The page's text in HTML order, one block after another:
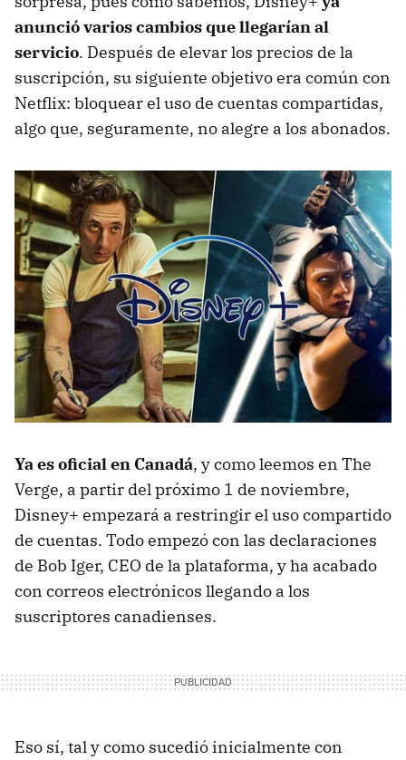
anunció varios cambios que llegarían al
servicio. Después de elevar los precios de la
suscripción, su siguiente objetivo era común con
Netflix: bloquear el uso de cuentas compartidas,
algo que, seguramente, no alegre a los abonados.
Ya es oficial en Canadá, y como leemos en The
Verge, a partir del próximo 1 de noviembre,
Disney+ empezará a restringir el uso compartido
de cuentas. Todo empezó con las declaraciones
de Bob Iger, CEO de la plataforma, y ha acabado
con correos electrónicos llegando a los
suscriptores canadienses.
Eso sí, tal y como sucedió inicialmente con